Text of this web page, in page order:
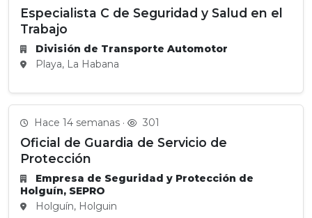
Especialista C de Seguridad y Salud en el
Trabajo
División de Transporte Automotor
Playa, La Habana
Hace 14 semanas · 301
Oficial de Guardia de Servicio de
Protección
Empresa de Seguridad y Protección de
Holguín, SEPRO
Holguín, Holguin